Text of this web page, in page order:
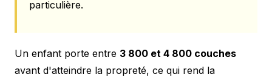
particulière.
Un enfant porte entre 3 800 et 4 800 couches
avant d'atteindre la propreté, ce qui rend la